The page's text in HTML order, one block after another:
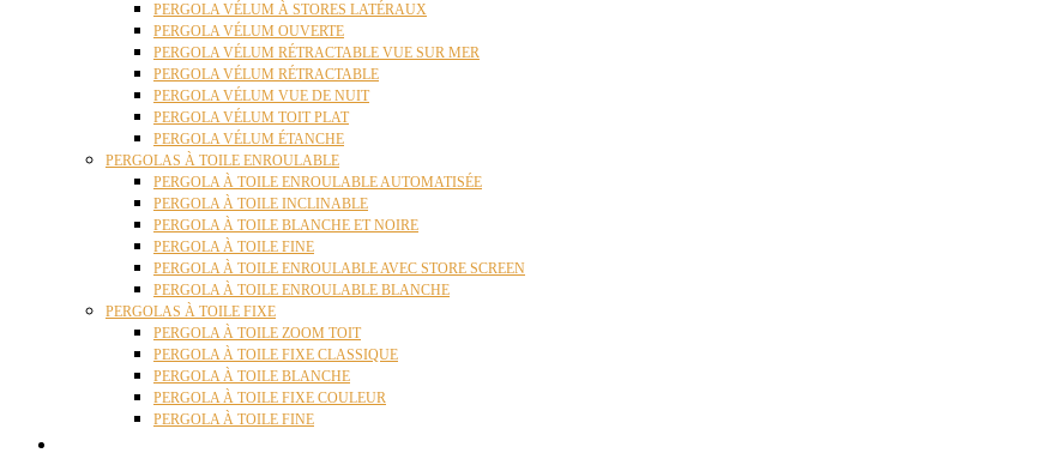
PERGOLA VÉLUM À STORES LATÉRAUX
PERGOLA VÉLUM OUVERTE
PERGOLA VÉLUM RÉTRACTABLE VUE SUR MER
PERGOLA VÉLUM RÉTRACTABLE
PERGOLA VÉLUM VUE DE NUIT
PERGOLA VÉLUM TOIT PLAT
PERGOLA VÉLUM ÉTANCHE
PERGOLAS À TOILE ENROULABLE
PERGOLA À TOILE ENROULABLE AUTOMATISÉE
PERGOLA À TOILE INCLINABLE
PERGOLA À TOILE BLANCHE ET NOIRE
PERGOLA À TOILE FINE
PERGOLA À TOILE ENROULABLE AVEC STORE SCREEN
PERGOLA À TOILE ENROULABLE BLANCHE
PERGOLAS À TOILE FIXE
PERGOLA À TOILE ZOOM TOIT
PERGOLA À TOILE FIXE CLASSIQUE
PERGOLA À TOILE BLANCHE
PERGOLA À TOILE FIXE COULEUR
PERGOLA À TOILE FINE